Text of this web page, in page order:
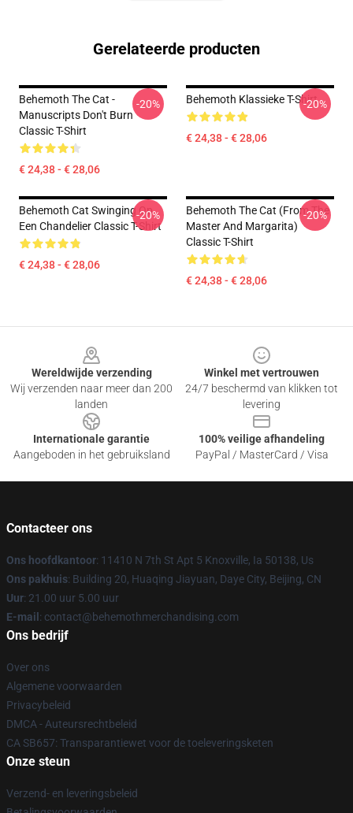
Gerelateerde producten
Behemoth The Cat -
Manuscripts Don't Burn
Classic T-Shirt
€ 24,38 - € 28,06
-20% Behemoth Klassieke T-Shirt
€ 24,38 - € 28,06
-20%
Behemoth Cat Swinging Op
Een Chandelier Classic T-Shirt
€ 24,38 - € 28,06
-20%
Behemoth The Cat (from The
Master And Margarita)
Classic T-Shirt
€ 24,38 - € 28,06
-20%
Wereldwijde verzending
Wij verzenden naar meer dan 200
landen
Winkel met vertrouwen
24/7 beschermd van klikken tot
levering
Internationale garantie
Aangeboden in het gebruiksland
100% veilige afhandeling
PayPal / MasterCard / Visa
Contacteer ons
Ons hoofdkantoor: 11410 N 7th St Apt 5 Knoxville, Ia 50138, Us
Ons pakhuis: Building 20, Huaqing Jiayuan, Daye City, Beijing, CN
Uur: 21.00 uur 5.00 uur
E-mail : contact@behemothmerchandising.com
Ons bedrijf
Over ons
Algemene voorwaarden
Privacybeleid
DMCA - Auteursrechtbeleid
CA SB657: Transparantiewet voor de toeleveringsketen
Onze steun
Verzend- en leveringsbeleid